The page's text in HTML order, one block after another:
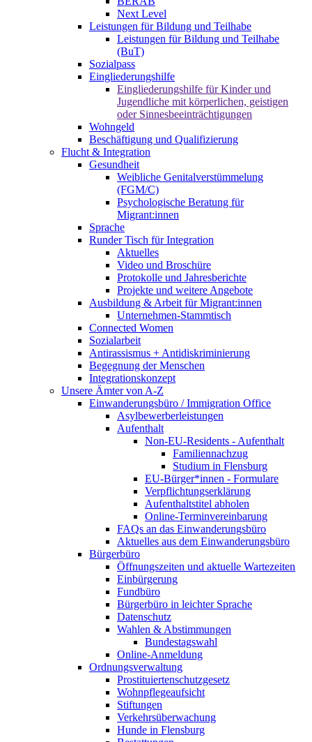
Next Level
Leistungen für Bildung und Teilhabe
Leistungen für Bildung und Teilhabe
(BuT)
Sozialpass
Eingliederungshilfe
Eingliederungshilfe für Kinder und
Jugendliche mit körperlichen, geistigen
oder Sinnesbeeinträchtigungen
Wohngeld
Beschäftigung und Qualifizierung
Flucht & Integration
Gesundheit
Weibliche Genitalverstümmelung
(FGM/C)
Psychologische Beratung für
Migrant:innen
Sprache
Runder Tisch für Integration
Aktuelles
Video und Broschüre
Protokolle und Jahresberichte
Projekte und weitere Angebote
Ausbildung & Arbeit für Migrant:innen
Unternehmen-Stammtisch
Connected Women
Sozialarbeit
Antirassismus + Antidiskriminierung
Begegnung der Menschen
Integrationskonzept
Unsere Ämter von A-Z
Einwanderungsbüro / Immigration Office
Asylbewerberleistungen
Aufenthalt
Non-EU-Residents - Aufenthalt
Familiennachzug
Studium in Flensburg
EU-Bürger*innen - Formulare
Verpflichtungserklärung
Aufenthaltstitel abholen
Online-Terminvereinbarung
FAQs an das Einwanderungsbüro
Aktuelles aus dem Einwanderungsbüro
Bürgerbüro
Öffnungszeiten und aktuelle Wartezeiten
Einbürgerung
Fundbüro
Bürgerbüro in leichter Sprache
Datenschutz
Wahlen & Abstimmungen
Bundestagswahl
Online-Anmeldung
Ordnungsverwaltung
Prostituiertenschutzgesetz
Wohnpflegeaufsicht
Stiftungen
Verkehrsüberwachung
Hunde in Flensburg